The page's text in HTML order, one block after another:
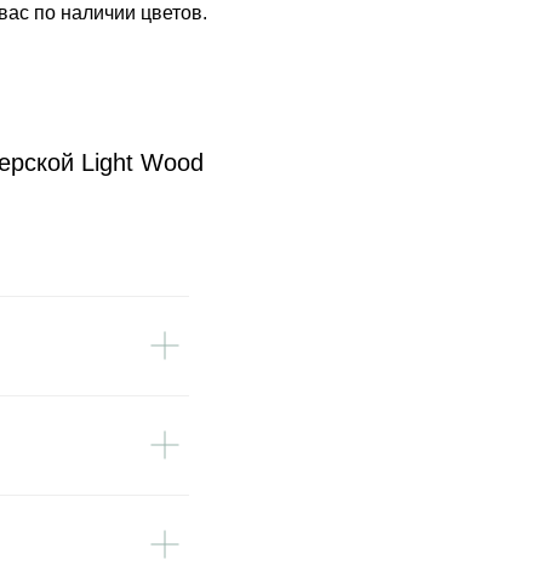
по наличии цветов.
Light Wood